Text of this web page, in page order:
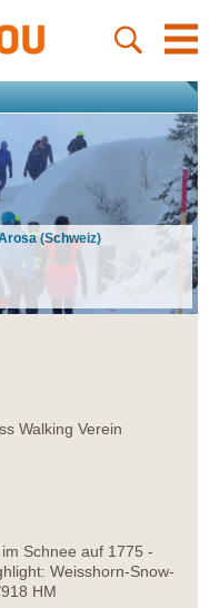
(Schweiz)
Walking Verein
Schnee auf 1775 -
Weisshorn-Snow-
HM